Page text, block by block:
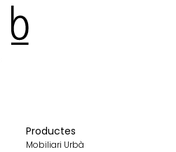
Productes
Mobiliari Urbà